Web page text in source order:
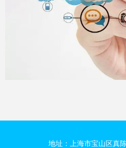
地址：上海市宝山区真